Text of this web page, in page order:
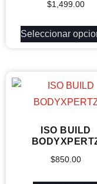
$1,499.00
Seleccionar
ISO BUILD
$850.00